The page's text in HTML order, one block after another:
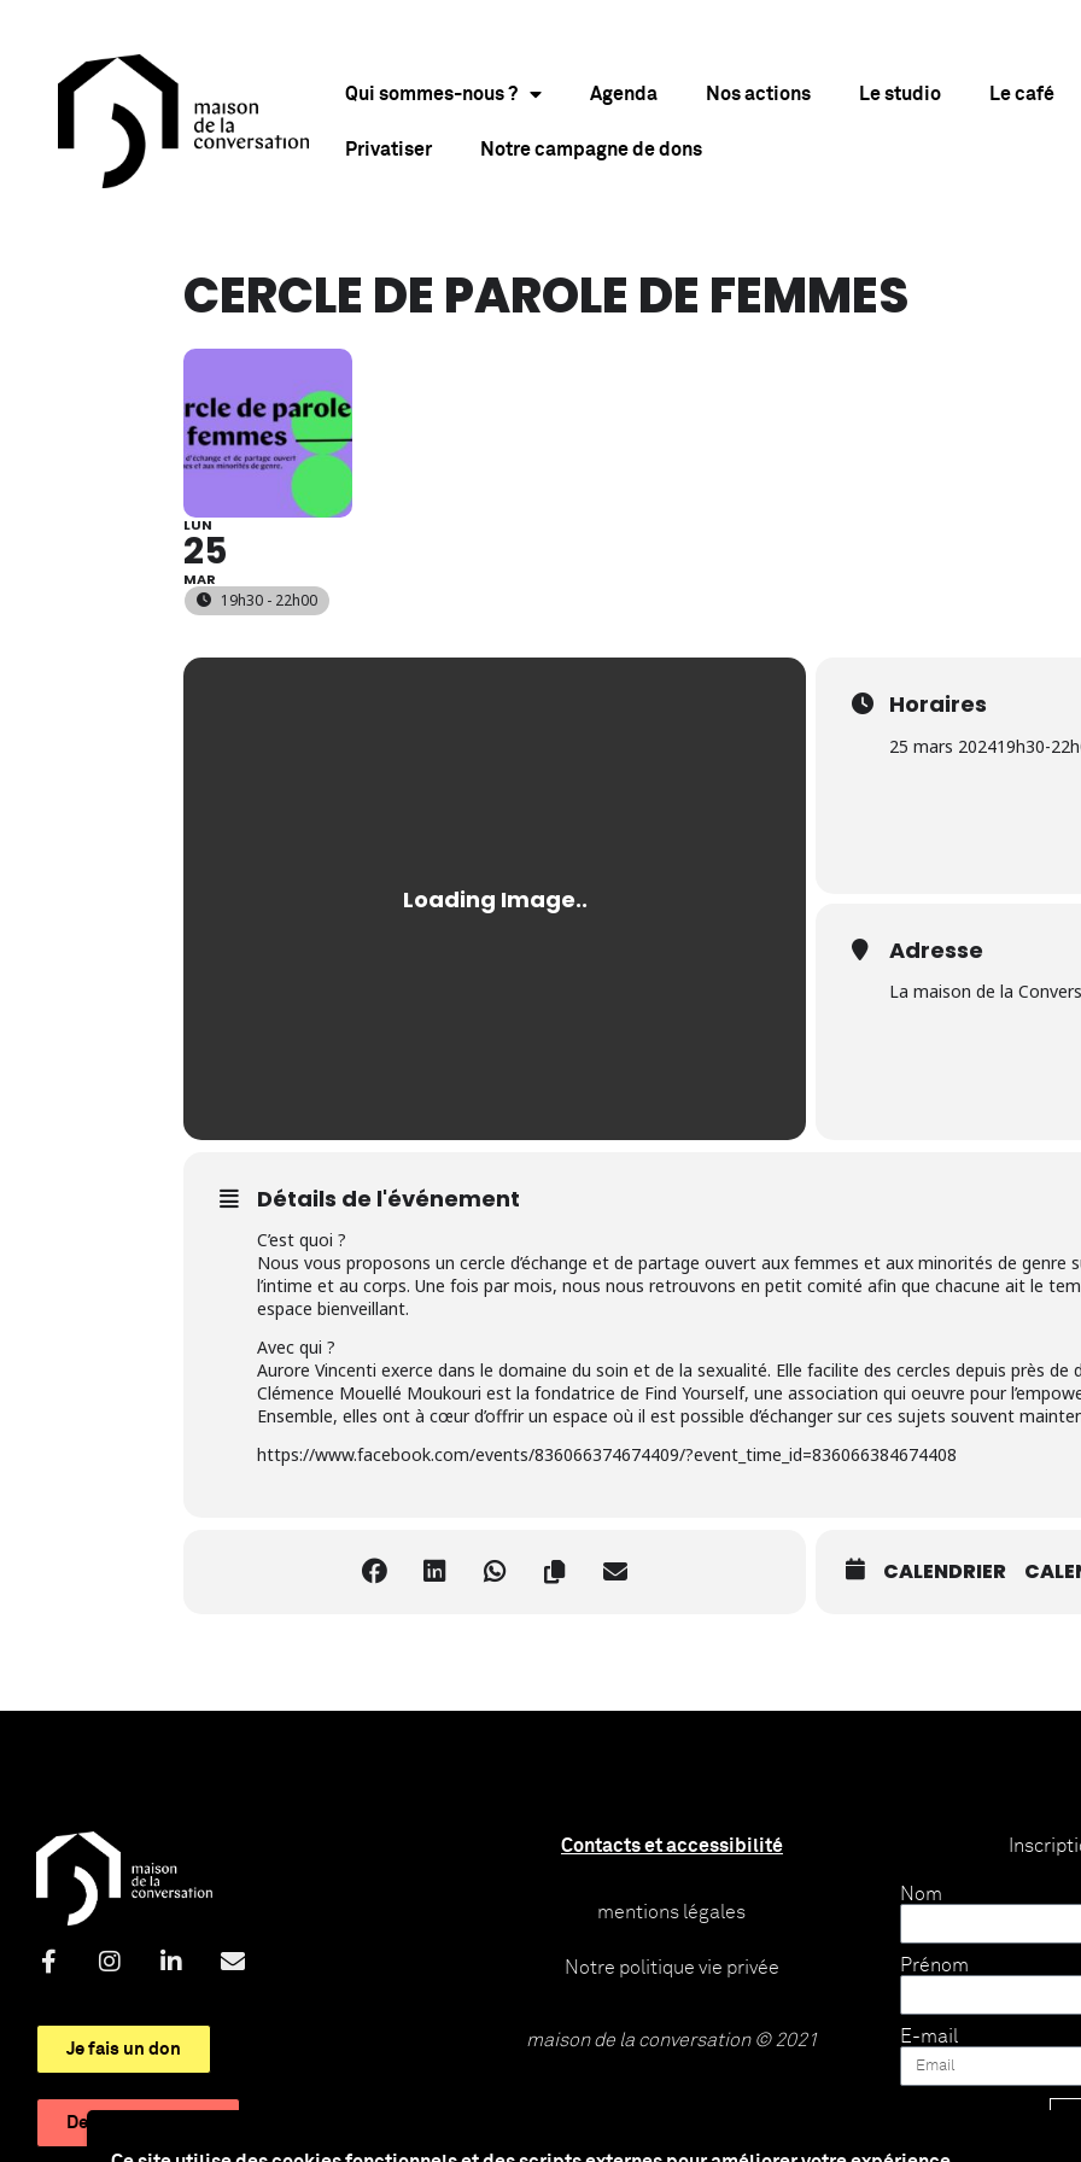
Qui sommes-nous ? Agenda Nos actions Le studio Le café
Privatiser Notre campagne de dons
CERCLE DE PAROLE DE FEMMES
LUN
25
MAR
19h30 - 22h00
Horaires
25 mars 202419h30-
Adresse
La maison de la
Détails de l'événement
C’est quoi ?
Nous vous proposons un cercle d’échange et de partage ouvert aux femmes et aux minorités de genre
l’intime et au corps. Une fois par mois, nous nous retrouvons en petit comité afin que chacune ait le
espace bienveillant.
Avec qui ?
Aurore Vincenti exerce dans le domaine du soin et de la sexualité. Elle facilite des cercles depuis près de
Clémence Mouellé Moukouri est la fondatrice de Find Yourself, une association qui oeuvre pour
Ensemble, elles ont à cœur d’offrir un espace où il est possible d’échanger sur ces sujets souvent
https://www.facebook.com/events/836066374674409/?event_time_id=836066384674408
CALENDRIER
Je fais un don
Devenir adhérent
Contacts et accessibilité
mentions légales
Notre politique vie privée
maison de la conversation © 2021
Nom
Prénom
E-mail